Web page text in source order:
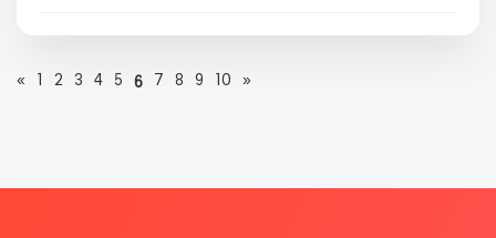
« 2 3 4 5 6 7 8 9 10 »